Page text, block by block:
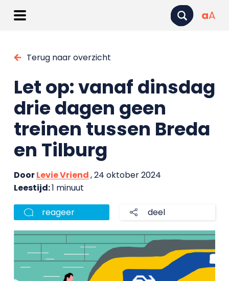
aA
Terug naar overzicht
Let op: vanaf dinsdag
drie dagen geen
treinen tussen Breda
en Tilburg
DoorLevie Vriend, 24 oktober 2024
Leestijd:1 minuut
reageer deel